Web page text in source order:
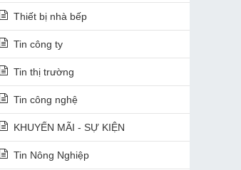
Thiết bị nhà bếp
Tin công ty
Tin thị trường
Tin công nghệ
KHUYẾN MÃI - SỰ KIỆN
Tin Nông Nghiệp